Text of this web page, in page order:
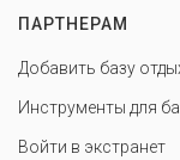
ПАРТНЕРАМ
Добавить базу
Инструменты для
Войти в экстранет